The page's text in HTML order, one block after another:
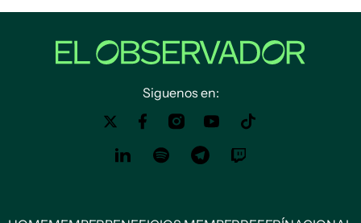
Siguenos en: